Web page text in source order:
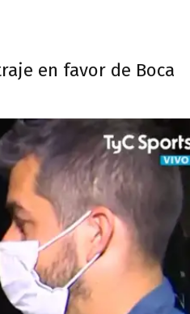
en favor de Boca